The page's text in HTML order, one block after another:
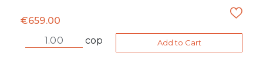
€659.00
cop
Add to Cart